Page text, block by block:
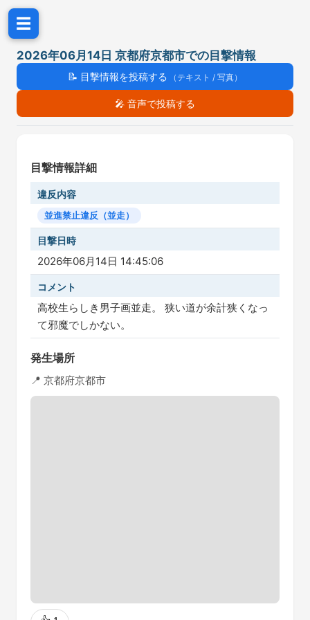
☰
2026年06月14日 京都府京都市での目撃情報
📝 目撃情報を投稿する （テキスト / 写真）
🎤 音声で投稿する
目撃情報詳細
違反内容
並進禁止違反（並走）
目撃日時
2026年06月14日 14:45:06
コメント
高校生らしき男子画並走。 狭い道が余計狭くなっ
て邪魔でしかない。
発生場所
📍 京都府京都市